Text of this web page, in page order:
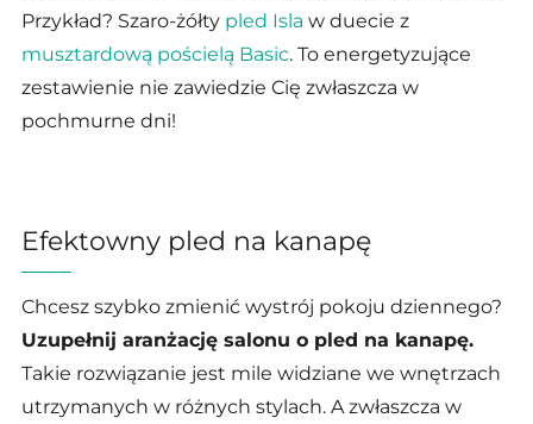
Przykład? Szaro-żółty pled Isla w duecie z
musztardową pościelą Basic. To energetyzujące
zestawienie nie zawiedzie Cię zwłaszcza w
pochmurne dni!
Efektowny pled na kanapę
Chcesz szybko zmienić wystrój pokoju dziennego?
Uzupełnij aranżację salonu o pled na kanapę.
Takie rozwiązanie jest mile widziane we wnętrzach
utrzymanych w różnych stylach. A zwłaszcza w